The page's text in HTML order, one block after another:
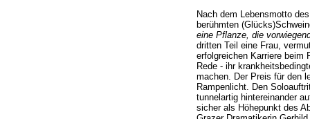
Nach dem Lebensmotto
berühmten
eine Pflanze, die
dritten Teil eine Frau,
erfolgreichen Karriere beim
Rede - ihr
machen. Der Preis für den
Rampenlicht. Den
tunnelartig hintereinander
sicher als Höhepunkt des